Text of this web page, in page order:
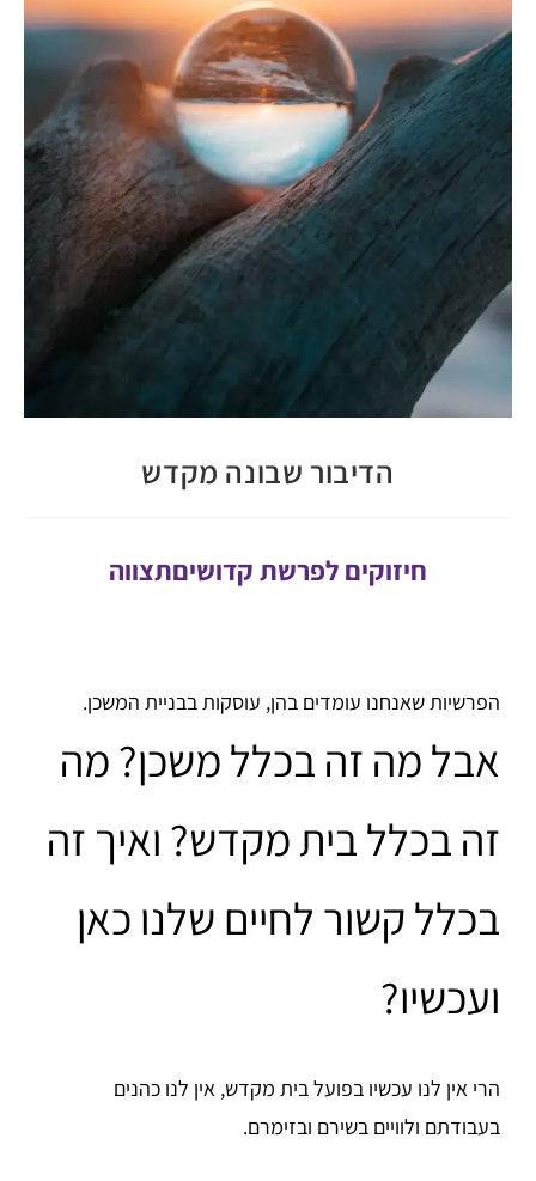
הדיבור שבונה מקדש
חיזוקים לפרשת קדושיםתצווה
הפרשיות שאנחנו עומדים בהן, עוסקות בבניית המשכן.
אבל מה זה בכלל משכן? מה
זה בכלל בית מקדש? ואיך זה
בכלל קשור לחיים שלנו כאן
ועכשיו?
הרי אין לנו עכשיו בפועל בית מקדש, אין לנו כהנים
בעבודתם ולוויים בשירם ובזימרם.